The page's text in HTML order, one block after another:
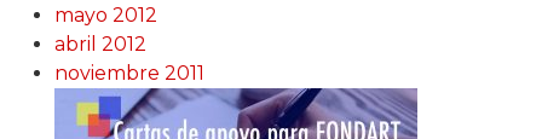
mayo 2012
abril 2012
noviembre 2011